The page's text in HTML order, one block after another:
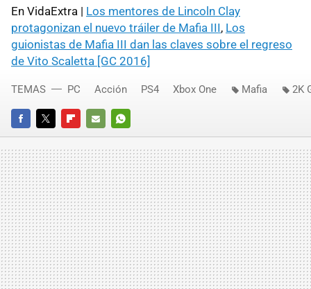
En VidaExtra | Los mentores de Lincoln Clay
protagonizan el nuevo tráiler de Mafia III, Los
guionistas de Mafia III dan las claves sobre el regreso
de Vito Scaletta [GC 2016]
FACEBOOKTWITTERFLIPBOARD
E-
MAIL
WHATSAPP
TEMAS PC Acción PS4 Xbox One Mafia 2K